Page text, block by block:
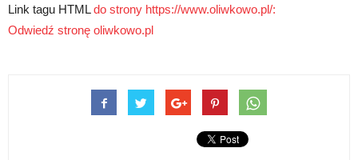
Link tagu HTMLdo strony https://www.oliwkowo.pl/:
Odwiedź stronę oliwkowo.pl